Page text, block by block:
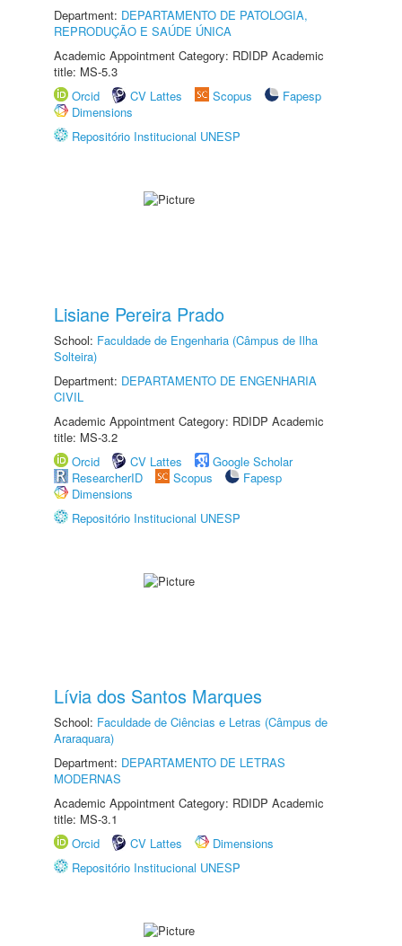
Department: DEPARTAMENTO DE PATOLOGIA,
REPRODUÇÃO E SAÚDE ÚNICA
Academic Appointment Category: RDIDP Academic
title: MS-5.3
Orcid
CV Lattes Scopus
Fapesp
Dimensions
Repositório Institucional UNESP
Lisiane Pereira Prado
School: Faculdade de Engenharia (Câmpus de Ilha
Solteira)
Department: DEPARTAMENTO DE ENGENHARIA
CIVIL
Academic Appointment Category: RDIDP Academic
title: MS-3.2
Orcid
CV Lattes
Google Scholar
ResearcherID
Scopus
Fapesp
Dimensions
Repositório Institucional UNESP
Lívia dos Santos Marques
School: Faculdade de Ciências e Letras (Câmpus de
Araraquara)
Department: DEPARTAMENTO DE LETRAS
MODERNAS
Academic Appointment Category: RDIDP Academic
title: MS-3.1
Orcid
CV Lattes
Dimensions
Repositório Institucional UNESP